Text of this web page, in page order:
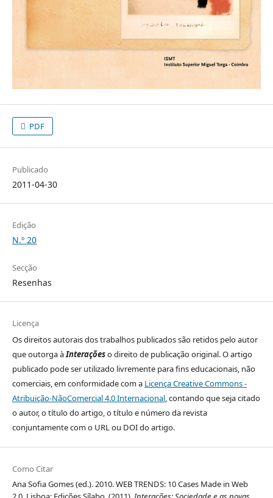
PDF
Publicado
2011-04-30
Edição
N.º 20
Secção
Resenhas
Licença
Os direitos autorais dos trabalhos publicados são retidos pelo autor
que outorga àInteraçõeso direito de publicação original. O artigo
publicado pode ser utilizado livremente para fins educacionais, não
comerciais, em conformidade com a Licença Creative Commons -
Atribuição-NãoComercial 4.0 Internacional, contando que seja citado
o autor, o título do artigo, o tí­tulo e número da revista
conjuntamente com o URL ou DOI do artigo.
Como Citar
Ana Sofia Gomes (ed.). 2010. WEB TRENDS: 10 Cases Made in Web